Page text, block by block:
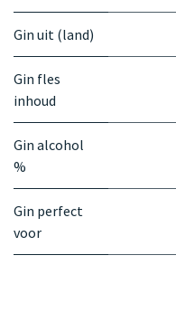
Gin uit (land)
Gin fles
inhoud
Gin alcohol
%
Gin perfect
voor